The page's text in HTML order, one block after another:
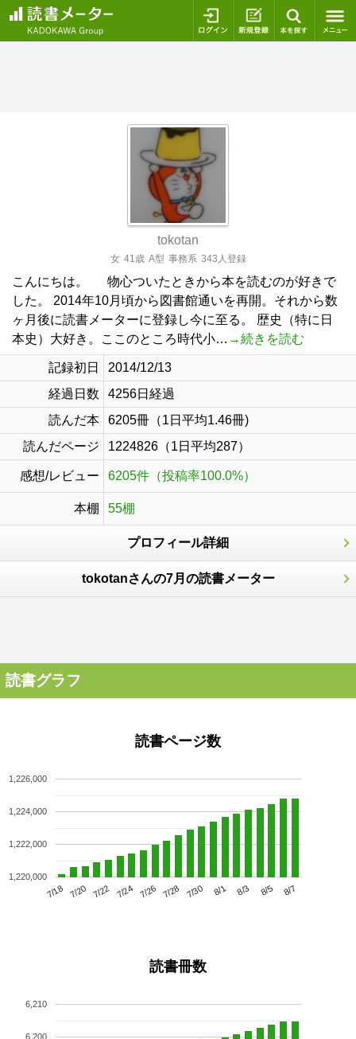
ログイン 新規登録
tokotan
女 41歳 A型 事務系 343人登録
こんにちは。 物心ついたときから本を読むのが好きで
した。 2014年10月頃から図書館通いを再開。それから数
ヶ月後に読書メーターに登録し今に至る。 歴史（特に日
本史）大好き。ここのところ時代小… →続きを読む
記録初日
2014/12/13
経過日数
4256日経過
読んだ本
6205冊（1日平均1.46冊)
読んだページ
1224826（1日平均287）
感想/レビュー 6205件（投稿率100.0%）
本棚 55棚
プロフィール詳細
tokotanさんの7月の読書メーター
読書グラフ
読書ページ数
7/18 7/20 7/22 7/24 7/26 7/28 7/30 8/1 8/3 8/5 8/7
1,220,000
1,222,000
1,224,000
1,226,000
読書冊数
6,200
6,210